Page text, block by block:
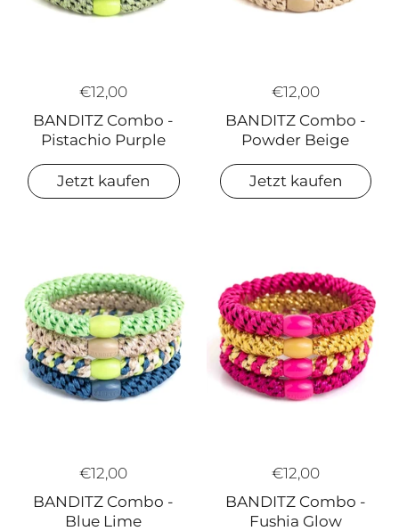
€12,00
BANDITZ Combo -
Pistachio Purple
Jetzt kaufen
€12,00
BANDITZ Combo -
Powder Beige
Jetzt kaufen
€12,00
BANDITZ Combo -
Blue Lime
€12,00
BANDITZ Combo -
Fushia Glow